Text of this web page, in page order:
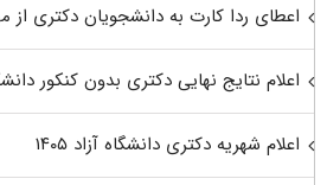
اعطای ردا کارت به دانشجویان دکتری از مهر
اعلام نتایج نهایی دکتری بدون کنکور دانشگاه
اعلام شهریه دکتری دانشگاه آزاد ۱۴۰۵